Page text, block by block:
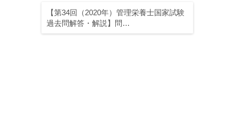
【第34回（2020年）管理栄養士国家試験
過去問解答・解説】問…